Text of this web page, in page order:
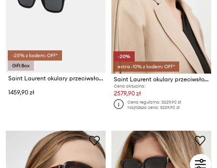
-25% z kodem: OFF*
Gift Box
Saint Laurent okulary przeciwsłoneczne
1459,90 zł
-20%
extra -10% z kodem: OFF*
Saint Laurent okulary przeciwsłoneczne BLAZE
Cena aktualna:
2579,90 zł
Cena regularna:3229,90 zł
Najniższa cena:3229,90 zł